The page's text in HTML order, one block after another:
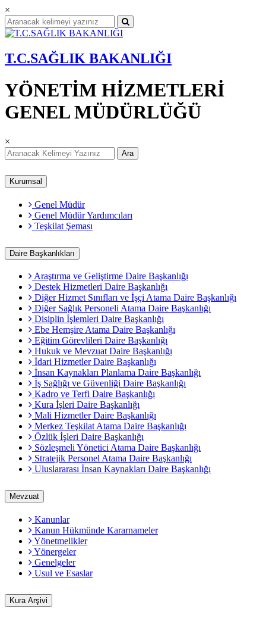
×
T.C.SAĞLIK BAKANLIĞI
YÖNETİM HİZMETLERİ
GENEL MÜDÜRLÜĞÜ
×
Ara
Kurumsal
Genel Müdür
Genel Müdür Yardımcıları
Teşkilat Şeması
Daire Başkanlıkları
Araştırma ve Geliştirme Daire Başkanlığı
Destek Hizmetleri Daire Başkanlığı
Diğer Hizmet Sınıfları ve İşçi Atama Daire Başkanlığı
Diğer Sağlık Personeli Atama Daire Başkanlığı
Disiplin İşlemleri Daire Başkanlığı
Ebe Hemşire Atama Daire Başkanlığı
Eğitim Görevlileri Daire Başkanlığı
Hukuk ve Mevzuat Daire Başkanlığı
İdari Hizmetler Daire Başkanlığı
İnsan Kaynakları Planlama Daire Başkanlığı
İş Sağlığı ve Güvenliği Daire Başkanlığı
Kadro ve Terfi Daire Başkanlığı
Kura İşleri Daire Başkanlığı
Mali Hizmetler Daire Başkanlığı
Merkez Teşkilat Atama Daire Başkanlığı
Özlük İşleri Daire Başkanlığı
Sözleşmeli Yönetici Atama Daire Başkanlığı
Stratejik Personel Atama Daire Başkanlığı
Uluslararası İnsan Kaynakları Daire Başkanlığı
Mevzuat
Kanunlar
Kanun Hükmünde Kararnameler
Yönetmelikler
Yönergeler
Genelgeler
Usul ve Esaslar
Kura Arşivi